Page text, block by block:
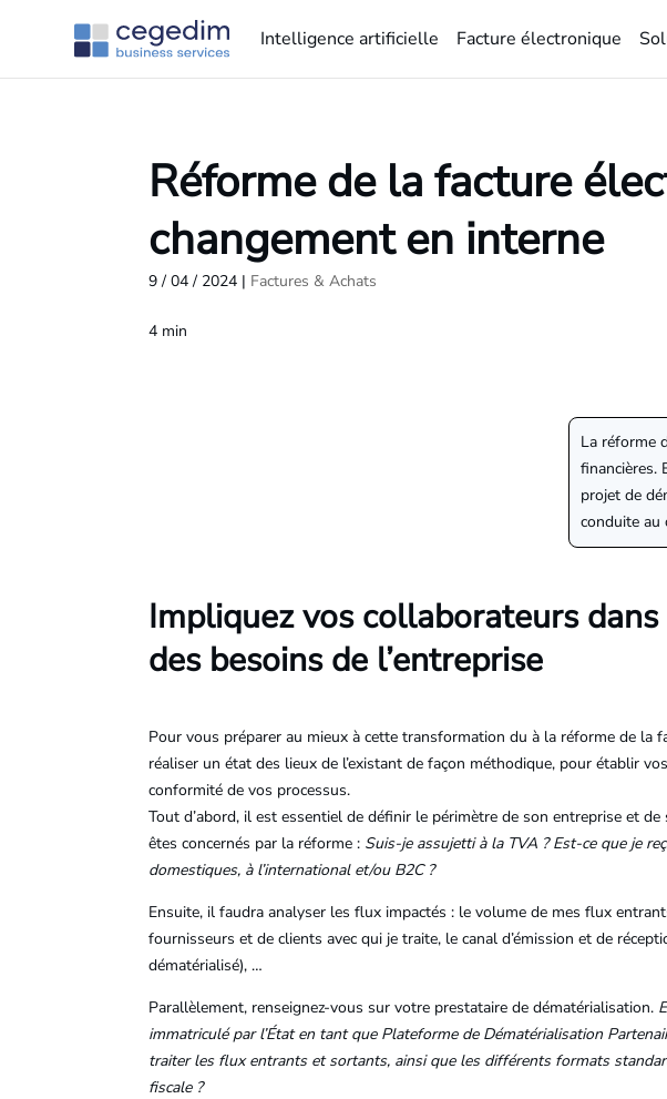
Intelligence artificielle Facture électronique
Réforme de la facture
changement en interne
9 / 04 / 2024 | Factures & Achats
4 min
La réforme
financières.
projet de
conduite au
Impliquez vos collaborateurs
des besoins de l’entreprise
Pour vous préparer au mieux à cette transformation du à la réforme de la
réaliser un état des lieux de l’existant de façon méthodique, pour établir
conformité de vos processus.
Tout d’abord, il est essentiel de définir le périmètre de son entreprise et
êtes concernés par la réforme : Suis-je assujetti à la TVA ? Est-ce que je
domestiques, à l’international et/ou B2C ?
Ensuite, il faudra analyser les flux impactés : le volume de mes flux
fournisseurs et de clients avec qui je traite, le canal d’émission et de
dématérialisé), …
Parallèlement, renseignez-vous sur votre prestataire de dématérialisation.
immatriculé par l’État en tant que Plateforme de Dématérialisation
traiter les flux entrants et sortants, ainsi que les différents formats
fiscale ?